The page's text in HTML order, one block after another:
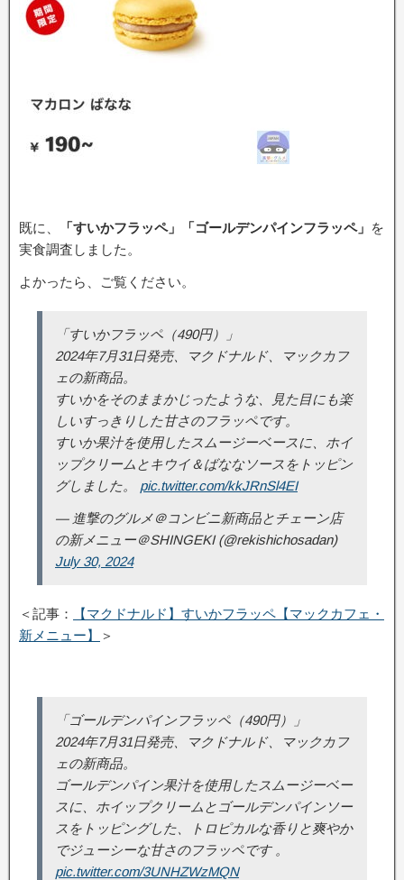
既に、 「すいかフラッペ」「ゴールデンパインフラッペ」 を
実食調査しました。
よかったら、ご覧ください。
「すいかフラッペ（490円）」
2024年7月31日発売、マクドナルド、マックカフ
ェの新商品。
すいかをそのままかじったような、見た目にも楽
しいすっきりした甘さのフラッペです。
すいか果汁を使用したスムージーベースに、ホイ
ップクリームとキウイ＆ばななソースをトッピン
グしました。 pic.twitter.com/kkJRnSl4EI
— 進撃のグルメ＠コンビニ新商品とチェーン店
の新メニュー＠SHINGEKI (@rekishichosadan)
July 30, 2024
＜記事：
【マクドナルド】すいかフラッペ【マックカフェ・
新メニュー】
＞
「ゴールデンパインフラッペ（490円）」
2024年7月31日発売、マクドナルド、マックカフ
ェの新商品。
ゴールデンパイン果汁を使用したスムージーベー
スに、ホイップクリームとゴールデンパインソー
スをトッピングした、トロピカルな香りと爽やか
でジューシーな甘さのフラッペです 。
pic.twitter.com/3UNHZWzMQN